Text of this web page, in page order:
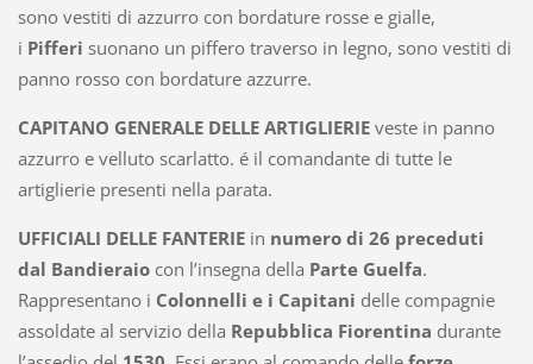
sono vestiti di azzurro con bordature rosse e gialle,
i Pifferi suonano un piffero traverso in legno, sono vestiti di
panno rosso con bordature azzurre.
CAPITANO GENERALE DELLE ARTIGLIERIEveste in panno
azzurro e velluto scarlatto. é il comandante di tutte le
artiglierie presenti nella parata.
UFFICIALI DELLE FANTERIEin numero di 26 preceduti
dal Bandieraiocon l’insegna della Parte Guelfa.
Rappresentano i Colonnelli e i Capitani delle compagnie
assoldate al servizio della Repubblica Fiorentina durante